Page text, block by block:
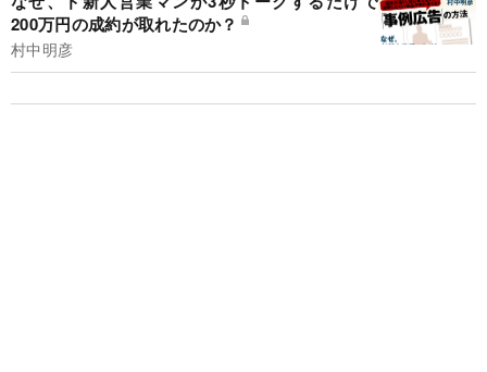
200万円の成約が取れたのか？
村中明彦